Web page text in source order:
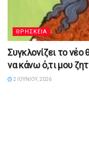
ΘΡΗΣΚΕΙΑ
Συγκλονίζει το
να κάνω ό,τι μου
2 ΙΟΥΝΊΟΥ, 2026